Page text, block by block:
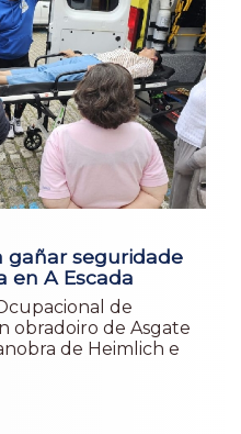
gañar seguridade
en A Escada
de
obradoiro de Asgate
de Heimlich e